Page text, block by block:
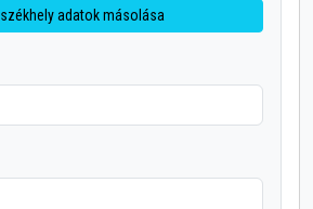
székhely adatok másolása